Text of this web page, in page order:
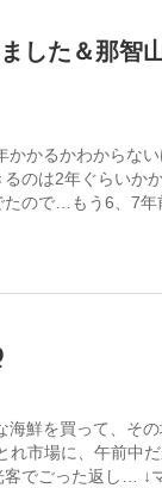
した＆那智
かかるかわからない
のは2年ぐらいか
たので…もう6、7年
海鮮を買って、そ
れ市場に、午前中
でごった返し… ↓